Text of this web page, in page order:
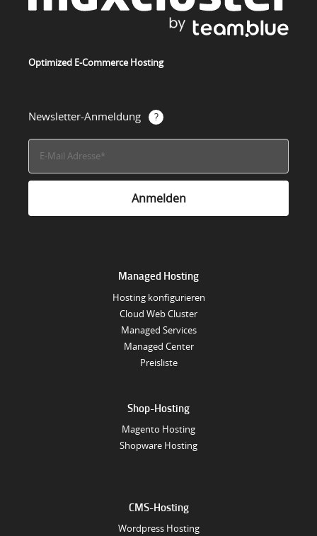
Optimized E-Commerce Hosting
Newsletter-Anmeldung
Managed Hosting
Hosting konfigurieren
Cloud Web Cluster
Managed Services
Managed Center
Preisliste
Shop-Hosting
Magento Hosting
Shopware Hosting
CMS-Hosting
Wordpress Hosting